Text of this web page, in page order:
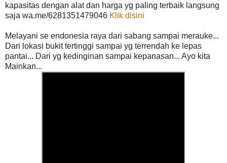
kapasitas dengan alat dan harga yg paling terbaik langsung
saja wa.me/6281351479046 Klik disini
Melayani se endonesia raya dari sabang sampai merauke...
Dari lokasi bukit tertinggi sampai yg terrendah ke lepas
pantai... Dari yg kedinginan sampai kepanasan... Ayo kita
Mainkan...